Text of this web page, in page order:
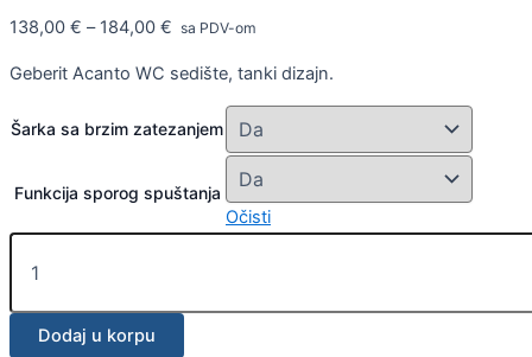
138,00 € – 184,00 € sa PDV-om
Geberit Acanto WC sedište, tanki dizajn.
Šarka sa brzim zatezanjem
Funkcija sporog spuštanja
Očisti
Dodaj u korpu